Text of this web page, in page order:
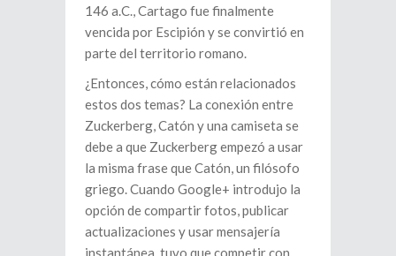
146 a.C., Cartago fue finalmente
vencida por Escipión y se convirtió en
parte del territorio romano.
¿Entonces, cómo están relacionados
estos dos temas? La conexión entre
Zuckerberg, Catón y una camiseta se
debe a que Zuckerberg empezó a usar
la misma frase que Catón, un filósofo
griego. Cuando Google+ introdujo la
opción de compartir fotos, publicar
actualizaciones y usar mensajería
instantánea, tuvo que competir con